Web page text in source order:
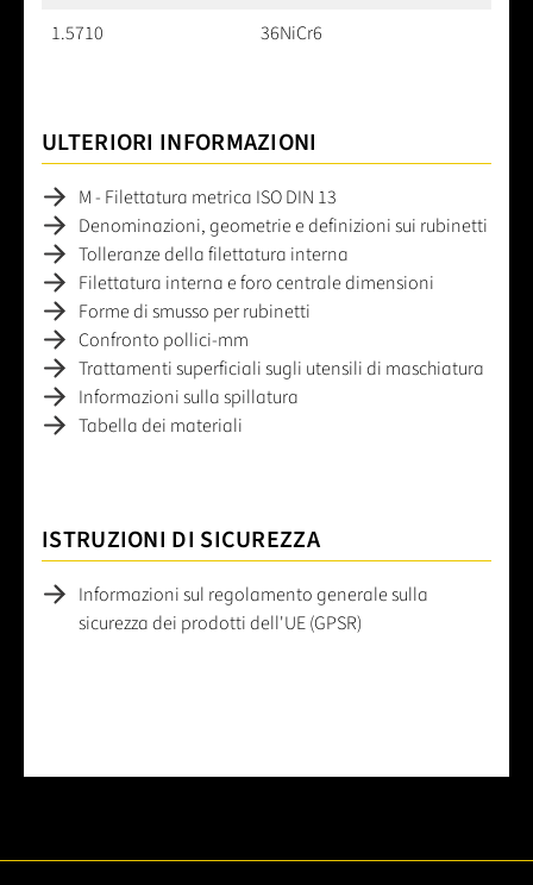
1.5710
36NiCr6
ULTERIORI INFORMAZIONI
M - Filettatura metrica ISO DIN 13
Denominazioni, geometrie e definizioni sui rubinetti
Tolleranze della filettatura interna
Filettatura interna e foro centrale dimensioni
Forme di smusso per rubinetti
Confronto pollici-mm
Trattamenti superficiali sugli utensili di maschiatura
Informazioni sulla spillatura
Tabella dei materiali
ISTRUZIONI DI SICUREZZA
Informazioni sul regolamento generale sulla
sicurezza dei prodotti dell'UE (GPSR)